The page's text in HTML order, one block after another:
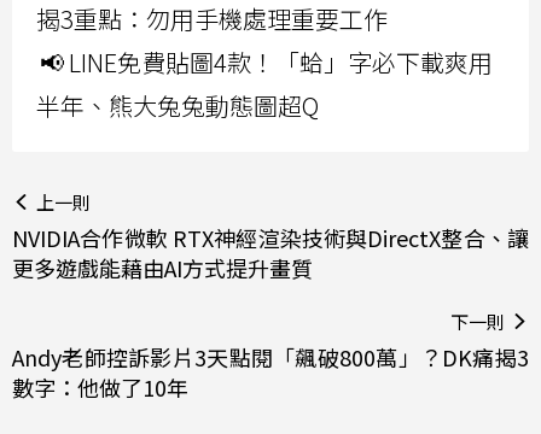
揭3重點：勿用手機處理重要工作
📢 LINE免費貼圖4款！「蛤」字必下載爽用
半年、熊大兔兔動態圖超Q
上一則
NVIDIA合作微軟 RTX神經渲染技術與DirectX整合、讓
更多遊戲能藉由AI方式提升畫質
下一則
Andy老師控訴影片3天點閱「飆破800萬」？DK痛揭3
數字：他做了10年